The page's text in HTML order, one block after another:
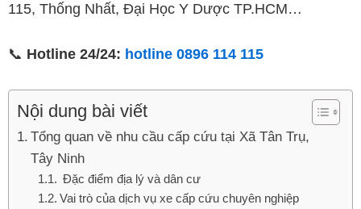
115, Thống Nhất, Đại Học Y Dược TP.HCM…
📞 Hotline 24/24: hotline 0896 114 115
Nội dung bài viết
Tổng quan về nhu cầu cấp cứu tại Xã Tân Trụ,
Tây Ninh
Đặc điểm địa lý và dân cư
Vai trò của dịch vụ xe cấp cứu chuyên nghiệp